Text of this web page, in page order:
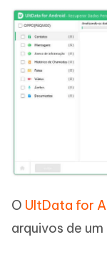
O UltData for
arquivos de